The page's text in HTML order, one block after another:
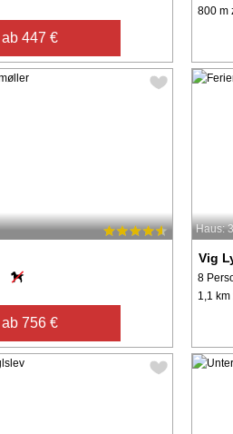
ab 447 €
800 m
ab 756 €
Haus:
Vig
8
1,1 km